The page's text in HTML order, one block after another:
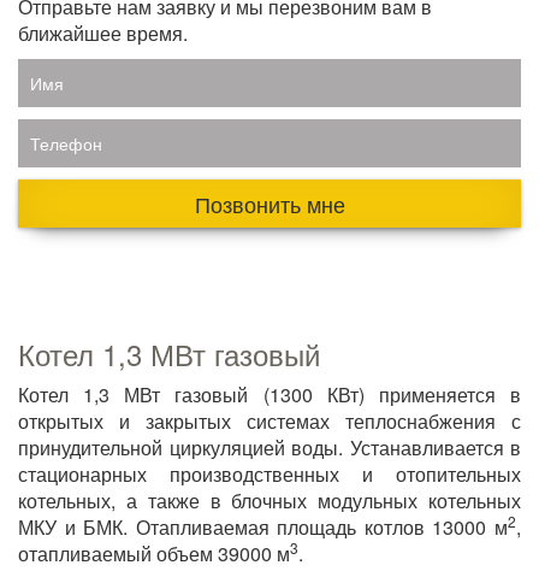
Отправьте нам заявку и мы перезвоним вам в
ближайшее время.
Имя
Телефон
Позвонить мне
Котел 1,3 МВт газовый
Котел 1,3 МВт газовый (1300 КВт) применяется в
открытых и закрытых системах теплоснабжения с
принудительной циркуляцией воды. Устанавливается в
стационарных производственных и отопительных
котельных, а также в блочных модульных котельных
МКУ и БМК. Отапливаемая площадь котлов 13000 м2,
отапливаемый объем 39000 м3.